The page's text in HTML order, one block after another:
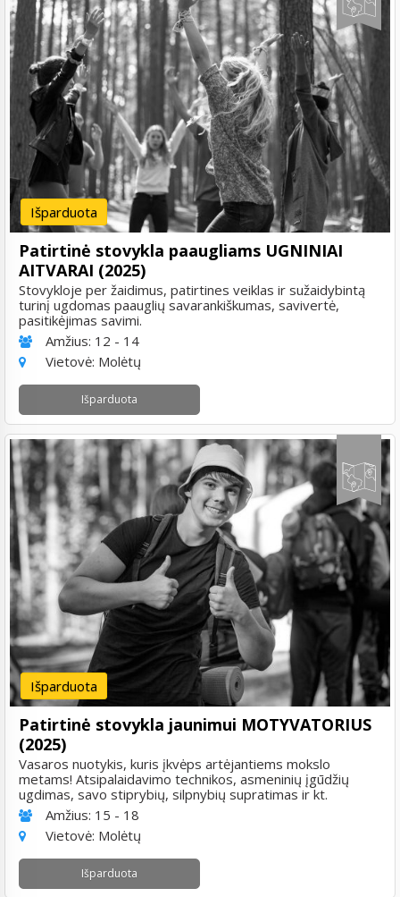
Išparduota
Patirtinė stovykla paaugliams UGNINIAI
AITVARAI (2025)
Stovykloje per žaidimus, patirtines veiklas ir sužaidybintą
turinį ugdomas paauglių savarankiškumas, savivertė,
pasitikėjimas savimi.
Amžius: 12 - 14
Vietovė: Molėtų
Išparduota
Išparduota
Patirtinė stovykla jaunimui MOTYVATORIUS
(2025)
Vasaros nuotykis, kuris įkvėps artėjantiems mokslo
metams! Atsipalaidavimo technikos, asmeninių įgūdžių
ugdimas, savo stiprybių, silpnybių supratimas ir kt.
Amžius: 15 - 18
Vietovė: Molėtų
Išparduota